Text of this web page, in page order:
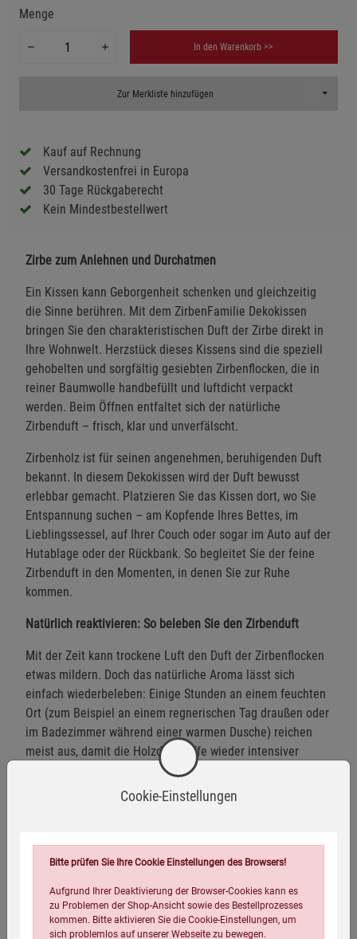
Menge
In den Warenkorb >>
Zur Merkliste hinzufügen Toggle
Kauf auf Rechnung
Versandkostenfrei in Europa
30 Tage Rückgaberecht
Kein Mindestbestellwert
Zirbe zum Anlehnen und Durchatmen
Ein Kissen kann Geborgenheit schenken und gleichzeitig
die Sinne berühren. Mit dem ZirbenFamilie Dekokissen
bringen Sie den charakteristischen Duft der Zirbe direkt in
Ihre Wohnwelt. Herzstück dieses Kissens sind die speziell
gehobelten und sorgfältig gesiebten Zirbenflocken, die in
reiner Baumwolle handbefüllt und luftdicht verpackt
werden. Beim Öffnen entfaltet sich der natürliche
Zirbenduft – frisch, klar und unverfälscht.
Zirbenholz ist für seinen angenehmen, beruhigenden Duft
bekannt. In diesem Dekokissen wird der Duft bewusst
erlebbar gemacht. Platzieren Sie das Kissen dort, wo Sie
Entspannung suchen – am Kopfende Ihres Bettes, im
Lieblingssessel, auf Ihrer Couch oder sogar im Auto auf der
Hutablage oder der Rückbank. So begleitet Sie der feine
Zirbenduft in den Momenten, in denen Sie zur Ruhe
kommen.
Natürlich reaktivieren: So beleben Sie den Zirbenduft
Mit der Zeit kann trockene Luft den Duft der Zirbenflocken
etwas mildern. Doch das natürliche Aroma lässt sich
einfach wiederbeleben: Einige Stunden an einem feuchten
Ort (zum Beispiel an einem regnerischen Tag draußen oder
im Badezimmer während einer warmen Dusche) reichen
meist aus, damit die Holzduftstoffe wieder intensiver
wahrnehmbar werden. Anschließend einfach gut
durchschütteln – und das Kissen duftet nahezu wie am
angenehm in Haptik und Optik
Unbehandelter Überzug mit Reißverschluss – für eine
einfache Anpassung der Füllung
Handbefüllt mit feinen, naturbelassenen und gesiebten
Cookie-Einstellungen
Bitte prüfen Sie Ihre Cookie Einstellungen des Browsers!
Aufgrund Ihrer Deaktivierung der Browser-Cookies kann es
zu Problemen der Shop-Ansicht sowie des Bestellprozesses
kommen. Bitte aktivieren Sie die Cookie-Einstellungen, um
sich problemlos auf unserer Webseite zu bewegen.